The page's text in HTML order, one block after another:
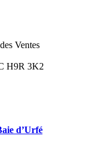
Ventes
H9R 3K2
d’Urfé